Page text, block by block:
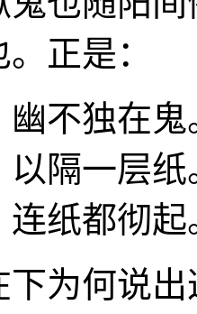
正是：
幽不独在鬼
以隔一层纸
连纸都彻起
下为何说